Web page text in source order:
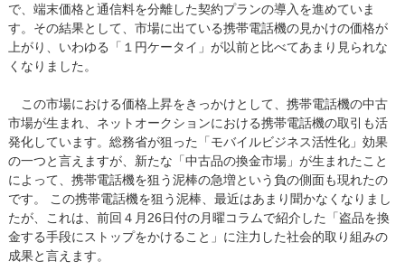
で、端末価格と通信料を分離した契約プランの導入を進めていま
す。その結果として、市場に出ている携帯電話機の見かけの価格が
上がり、いわゆる「１円ケータイ」が以前と比べてあまり見られな
くなりました。
この市場における価格上昇をきっかけとして、携帯電話機の中古
市場が生まれ、ネットオークションにおける携帯電話機の取引も活
発化しています。総務省が狙った「モバイルビジネス活性化」効果
の一つと言えますが、新たな「中古品の換金市場」が生まれたこと
によって、携帯電話機を狙う泥棒の急増という負の側面も現れたの
です。 この携帯電話機を狙う泥棒、最近はあまり聞かなくなりまし
たが、これは、前回４月26日付の月曜コラムで紹介した「盗品を換
金する手段にストップをかけること」に注力した社会的取り組みの
成果と言えます。